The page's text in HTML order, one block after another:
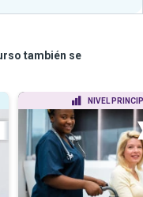
también se
NIVEL